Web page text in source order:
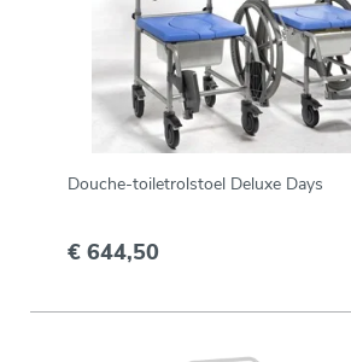
Douche-toiletrolstoel Deluxe Days
€ 644,50